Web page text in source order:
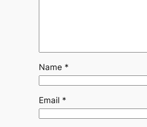
Name *
Email *